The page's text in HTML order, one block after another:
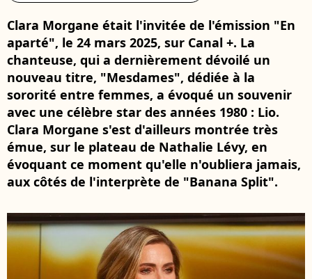
Clara Morgane était l'invitée de l'émission "En
aparté", le 24 mars 2025, sur Canal +. La
chanteuse, qui a dernièrement dévoilé un
nouveau titre, "Mesdames", dédiée à la
sororité entre femmes, a évoqué un souvenir
avec une célèbre star des années 1980 : Lio.
Clara Morgane s'est d'ailleurs montrée très
émue, sur le plateau de Nathalie Lévy, en
évoquant ce moment qu'elle n'oubliera jamais,
aux côtés de l'interprète de "Banana Split".